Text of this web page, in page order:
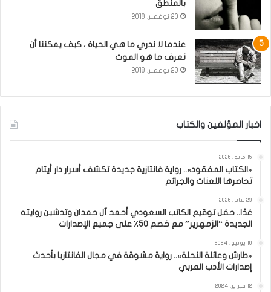
بالمنطق
20 نوفمبر، 2018
عندما لا ندري ما هي الحياة ، كيف يمكننا أن
نعرف ما هو الموت
20 نوفمبر، 2018
اخبار المؤلفين والكتاب
15 مايو، 2026
«الكتاب المفقود».. رواية فانتازية جديدة تكشف أسرار دار أيتام
تحاصرها اللعنات والجرائم
23 يناير، 2026
غدًا.. حفل توقيع الكاتب السعودي أحمد آل حمدان وتدشين روايته
الجديدة “الزمهرير” مع خصم 50٪ على جميع الإصدارات
10 يونيو، 2024
«طارش وعائلة النحلة».. رواية مشوقة في مجال الفانتازيا بأحدث
إصدارات الأدب العربي
12 فبراير، 2024